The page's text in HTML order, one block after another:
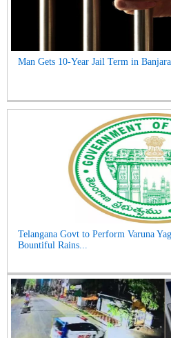
Man Gets 10-Year Jail Term in
Telangana Govt to Perform Varuna
Bountiful Rains...